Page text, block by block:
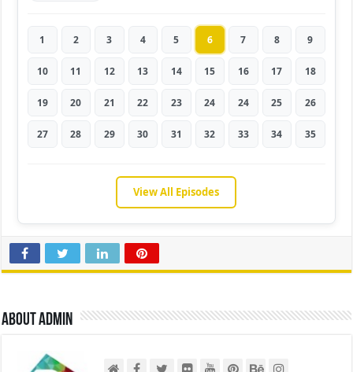
1 2 3 4 5 6 7 8 9
10 11 12 13 14 15 16 17 18
19 20 21 22 23 24 24 25 26
27 28 29 30 31 32 33 34 35
View All Episodes
About admin